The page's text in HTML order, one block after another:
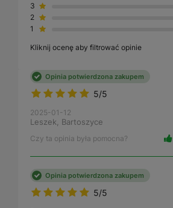
3
2
1
Kliknij ocenę aby filtrować opinie
5/5
Opinia potwierdzona zakupem
2025-01-12
Leszek, Bartoszyce
Czy ta opinia była pomocna?
5/5
Opinia potwierdzona zakupem